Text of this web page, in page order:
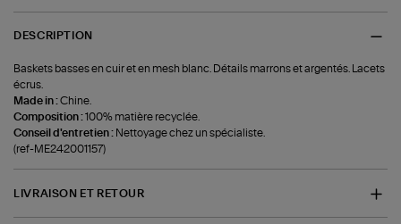
DESCRIPTION
Baskets basses en cuir et en mesh blanc. Détails marrons et argentés. Lacets
écrus.
Made in :Chine.
Composition :100% matière recyclée.
Conseil d'entretien : Nettoyage chez un spécialiste.
(ref-ME242001157)
LIVRAISON ET RETOUR